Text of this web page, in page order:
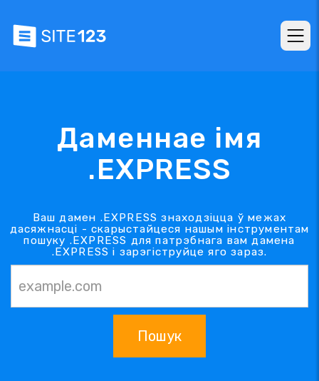
Даменнае імя
.EXPRESS
Ваш дамен .EXPRESS знаходзіцца ў межах
дасяжнасці - скарыстайцеся нашым інструментам
пошуку .EXPRESS для патрэбнага вам дамена
.EXPRESS і зарэгіструйце яго зараз.
Пошук